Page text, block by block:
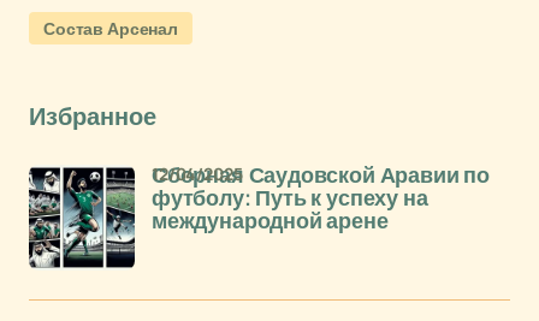
Состав Арсенал
Избранное
Сборная Саудовской Аравии по
футболу: Путь к успеху на
международной арене
12/04/2025